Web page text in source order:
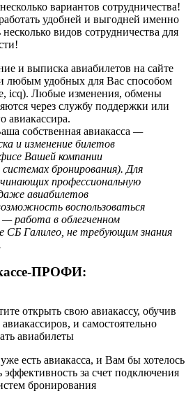
вариантов сотрудничества!
удобней и выгодней именно
видов сотрудничества для
и выписка авиабилетов на сайте
любым удобных для Вас способом
icq). Любые изменения, обмены
через службу поддержки или
авиакассира.
собственная авиакасса—
и изменение билетов
Вашей компании
бронирования). Для
профессиональную
авиабилетов
воспользоваться
— работа в облегченном
СБ Галилео, не требующим знания
ПРОФИ:
открыть свою авиакассу, обучив
и самостоятельно
авиабилеты
есть авиакасса, и Вам бы хотелось
эффективность за счет подключения
бронирования